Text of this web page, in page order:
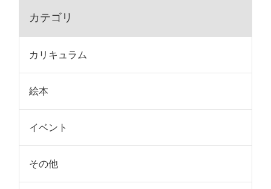
カテゴリ
カリキュラム
絵本
イベント
その他